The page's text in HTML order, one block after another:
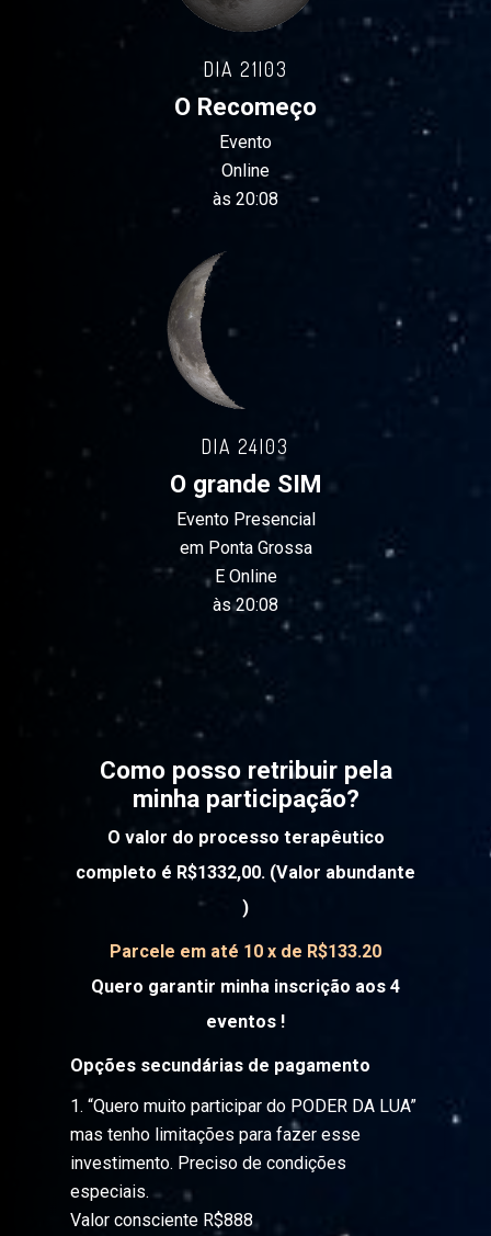
DIA 21|03
O Recomeço
Evento
Online
às 20:08
DIA 24|03
O grande SIM
Evento Presencial
em Ponta Grossa
E Online
às 20:08
Como posso retribuir pela
minha participação?
O valor do processo terapêutico
completo é R$1332,00. (Valor abundante
)
Parcele em até 10 x de R$133.20
Quero garantir minha inscrição aos 4
eventos !
Opções secundárias de pagamento
1. “Quero muito participar do PODER DA LUA”
mas tenho limitações para fazer esse
investimento. Preciso de condições
especiais.
Valor consciente R$888